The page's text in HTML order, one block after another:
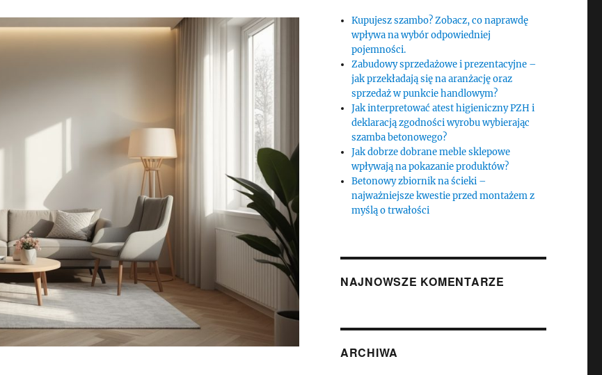
Kupujesz szambo? Zobacz, co naprawdę
wpływa na wybór odpowiedniej
pojemności.
Zabudowy sprzedażowe i prezentacyjne –
jak przekładają się na aranżację oraz
sprzedaż w punkcie handlowym?
Jak interpretować atest higieniczny PZH i
deklaracją zgodności wyrobu wybierając
szamba betonowego?
Jak dobrze dobrane meble sklepowe
wpływają na pokazanie produktów?
Betonowy zbiornik na ścieki –
najważniejsze kwestie przed montażem z
myślą o trwałości
NAJNOWSZE KOMENTARZE
ARCHIWA